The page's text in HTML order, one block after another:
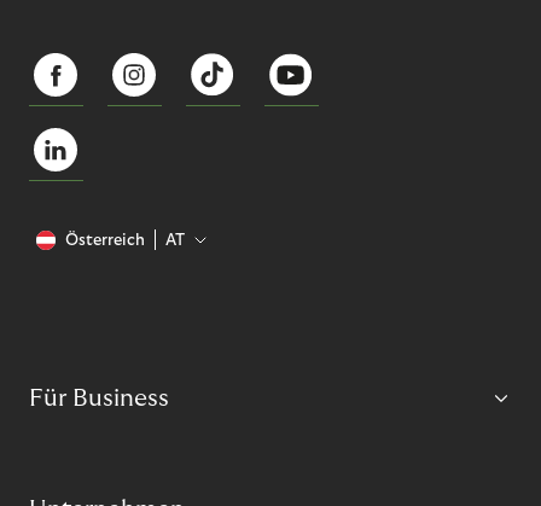
Österreich AT
Für Business